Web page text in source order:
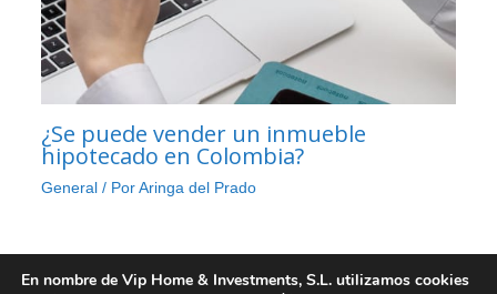
¿Se puede vender un inmueble
hipotecado en Colombia?
General / PorAringa del Prado
En nombre de Vip Home & Investments, S.L. utilizamos cookies